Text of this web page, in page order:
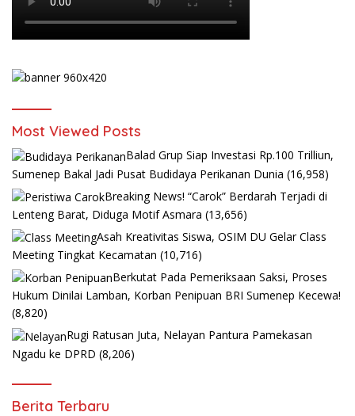
Most Viewed Posts
Balad Grup Siap Investasi Rp.100 Trilliun,
Sumenep Bakal Jadi Pusat Budidaya Perikanan Dunia (16,958)
Breaking News! “Carok” Berdarah Terjadi di
Lenteng Barat, Diduga Motif Asmara (13,656)
Asah Kreativitas Siswa, OSIM DU Gelar Class
Meeting Tingkat Kecamatan (10,716)
Berkutat Pada Pemeriksaan Saksi, Proses
Hukum Dinilai Lamban, Korban Penipuan BRI Sumenep Kecewa!
(8,820)
Rugi Ratusan Juta, Nelayan Pantura Pamekasan
Ngadu ke DPRD (8,206)
Berita Terbaru